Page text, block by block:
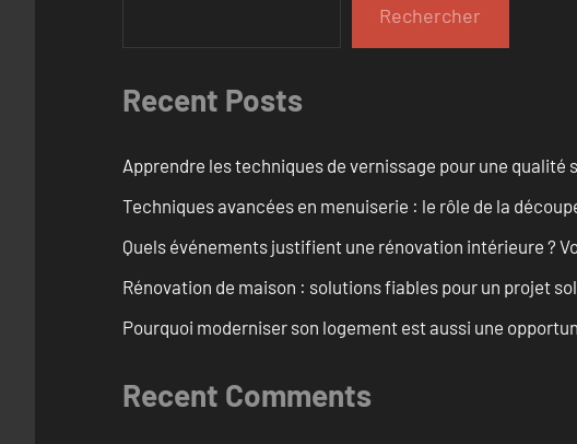
Rechercher
Recent Posts
Apprendre les techniques de vernissage pour une qualité
Techniques avancées en menuiserie : le rôle de la
Quels événements justifient une rénovation intérieure ?
Rénovation de maison : solutions fiables pour un projet
Pourquoi moderniser son logement est aussi une
Recent Comments